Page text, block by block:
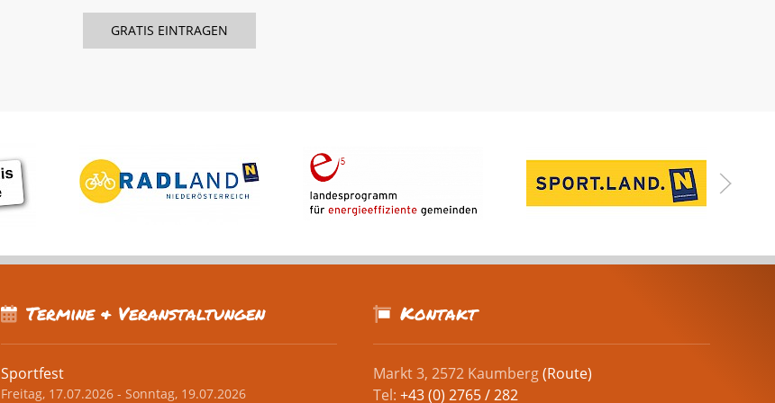
Termine & Veranstaltungen
Sportfest
Freitag, 17.07.2026 - Sonntag, 19.07.2026
Kontakt
Markt 3, 2572 Kaumberg(Route)
Tel:+43 (0) 2765 / 282